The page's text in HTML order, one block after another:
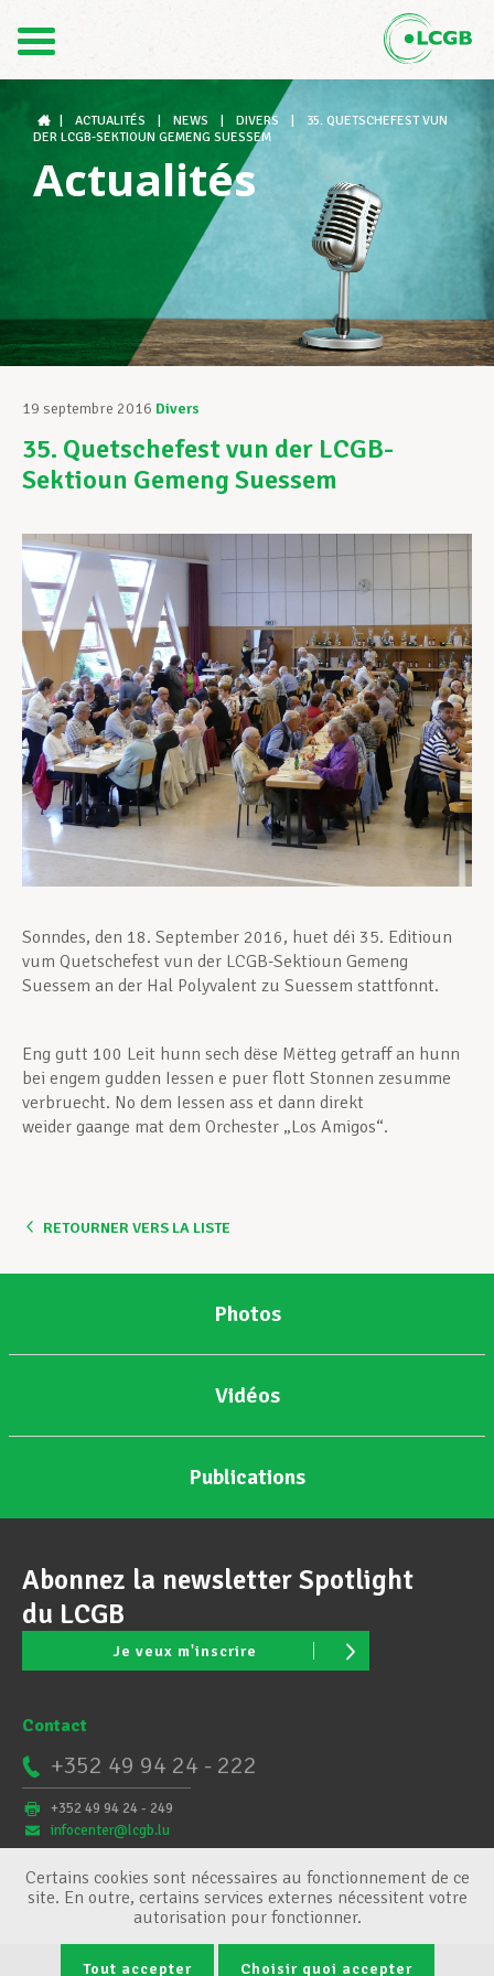
DE
Le LCGB
Structures syndicales
Assistance au Travail
Vos droits
Assistance en vie privée
Développement professionnel
Devenir Membre
Actualités
ACTUALITÉS NEWS DIVERS
35. QUETSCHEFEST VUN
DER LCGB-SEKTIOUN GEMENG SUESSEM
Actualités
19 septembre 2016 Divers
35. Quetschefest vun der LCGB-
Sektioun Gemeng Suessem
Sonndes, den 18. September 2016, huet déi 35. Editioun
vum Quetschefest vun der LCGB-Sektioun Gemeng
Suessem an der Hal Polyvalent zu Suessem stattfonnt.
Eng gutt 100 Leit hunn sech dëse Mëtteg getraff an hunn
bei engem gudden Iessen e puer flott Stonnen zesumme
verbruecht. No dem Iessen ass et dann direkt
weider gaange mat dem Orchester „Los Amigos“.
RETOURNER VERS LA LISTE
Photos
Vidéos
Publications
Abonnez la newsletter Spotlight
du LCGB
Je veux m'inscrire
Contact
+352 49 94 24 - 222
+352 49 94 24 - 249
infocenter@lcgb.lu
Certains cookies sont nécessaires au fonctionnement de ce
site. En outre, certains services externes nécessitent votre
autorisation pour fonctionner.
Tout accepter Choisir quoi accepter